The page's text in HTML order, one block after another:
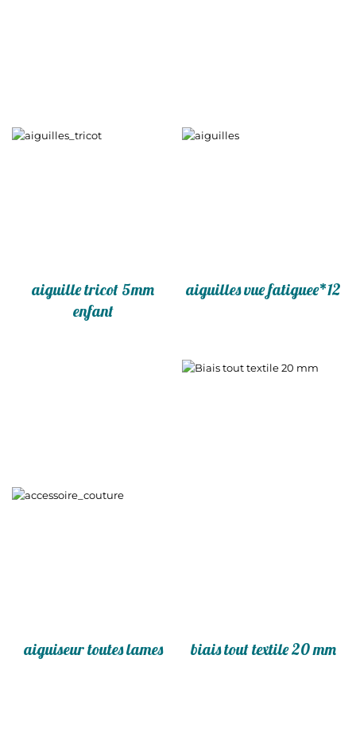
aiguille tricot 5mm
enfant
aiguilles vue fatiguee*12
aiguiseur toutes lames biais tout textile 20 mm